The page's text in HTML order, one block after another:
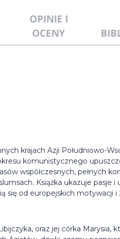
OPINIE I
OCENY
krajach Azji Południowo-
komunistycznego
współczesnych, pełnych
Książka ukazuje pasje i
się od europejskich motywacji i
oraz jej córka Marysia,